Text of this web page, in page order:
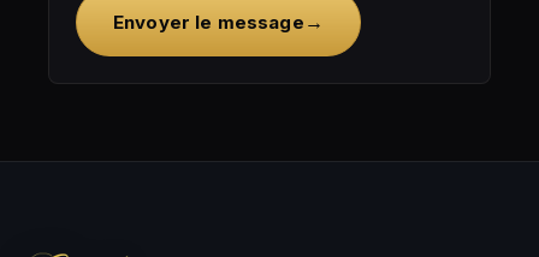
Envoyer le message →